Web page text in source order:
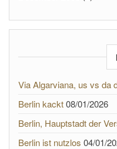
Via Algarviana, us vs da
Berlin kackt08/01/2026
Berlin, Hauptstadt der
Berlin ist nutzlos 04/01/